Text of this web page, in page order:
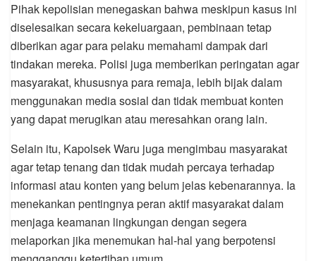
Pihak kepolisian menegaskan bahwa meskipun kasus ini
diselesaikan secara kekeluargaan, pembinaan tetap
diberikan agar para pelaku memahami dampak dari
tindakan mereka. Polisi juga memberikan peringatan agar
masyarakat, khususnya para remaja, lebih bijak dalam
menggunakan media sosial dan tidak membuat konten
yang dapat merugikan atau meresahkan orang lain.
Selain itu, Kapolsek Waru juga mengimbau masyarakat
agar tetap tenang dan tidak mudah percaya terhadap
informasi atau konten yang belum jelas kebenarannya. Ia
menekankan pentingnya peran aktif masyarakat dalam
menjaga keamanan lingkungan dengan segera
melaporkan jika menemukan hal-hal yang berpotensi